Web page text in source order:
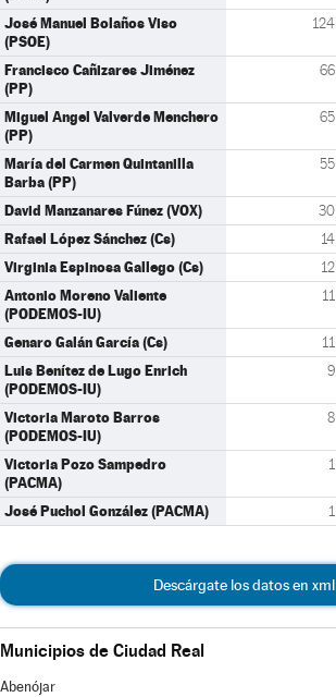
José Manuel Bolaños Viso
(PSOE)
124
Francisco Cañizares Jiménez
(PP)
66
Miguel Angel Valverde Menchero
(PP)
65
María del Carmen Quintanilla
Barba (PP)
55
David Manzanares Fúnez (VOX) 30
Rafael López Sánchez (Cs) 14
Virginia Espinosa Gallego (Cs) 12
Antonio Moreno Valiente
(PODEMOS-IU)
11
Genaro Galán García (Cs) 11
Luis Benítez de Lugo Enrich
(PODEMOS-IU)
9
Victoria Maroto Barros
(PODEMOS-IU)
8
Victoria Pozo Sampedro
(PACMA)
1
José Puchol González (PACMA) 1
Descárgate los datos en xml
Municipios de Ciudad Real
Abenójar